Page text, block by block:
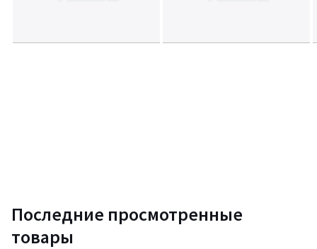
Последние просмотренные
товары